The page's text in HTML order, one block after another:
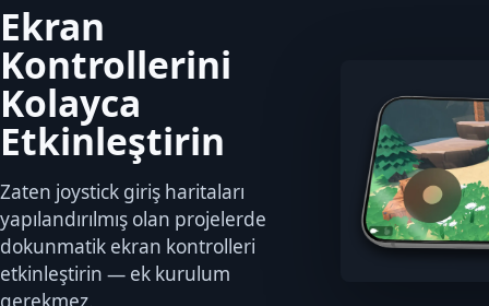
Ekran
Kontrollerini
Kolayca
Etkinleştirin
Zaten joystick giriş haritaları
yapılandırılmış olan projelerde
dokunmatik ekran kontrolleri
etkinleştirin — ek kurulum